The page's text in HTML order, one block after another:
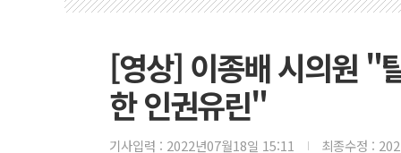
[영상] 이종배 시의원 "
한 인권유린"
기사입력 : 2022년07월18일 15:11 최종수정 :